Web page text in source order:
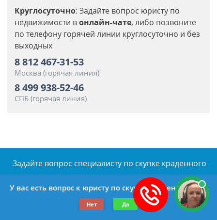
Круглосуточно: Задайте вопрос юристу по
недвижимости вонлайн-чате, либо позвоните
по телефону горячей линии круглосуточно и без
выходных
8 812 467-31-53
Москва (горячая линия)
8 499 938-52-46
СПБ (горячая линия)
Задайте вопрос специалисту по скупке краденного
У вас есть вопрос к юристу по скупке краденного?
Нет Да